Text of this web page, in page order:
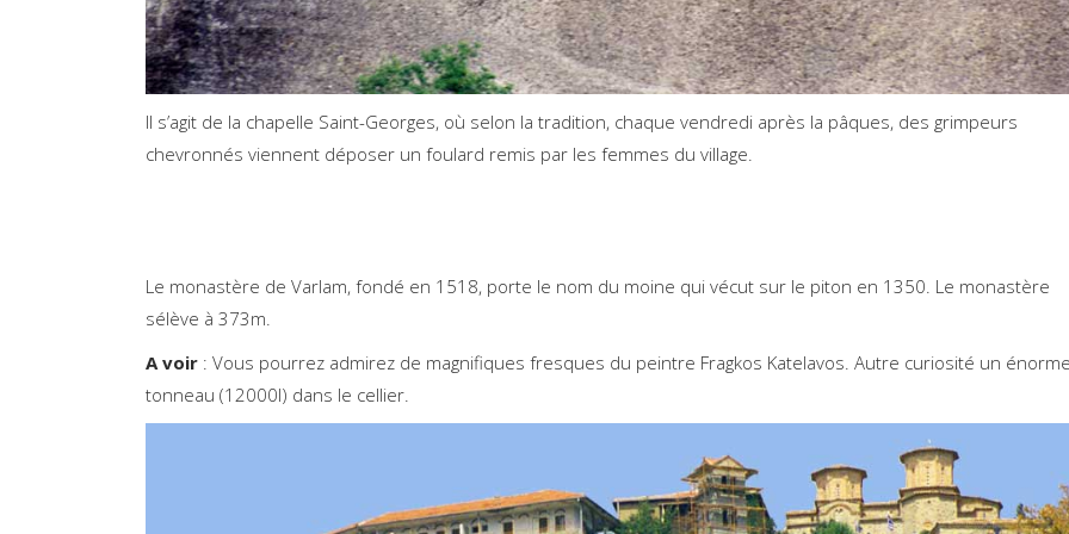
Il s’agit de la chapelle Saint-Georges, où selon la tradition, chaque vendredi après la pâques, des grimpeurs
chevronnés viennent déposer un foulard remis par les femmes du village.
Le monastère de Varlam, fondé en 1518, porte le nom du moine qui vécut sur le piton en 1350. Le monastère
sélève à 373m.
A voir : Vous pourrez admirez de magnifiques fresques du peintre Fragkos Katelavos. Autre curiosité un
tonneau (12000l) dans le cellier.